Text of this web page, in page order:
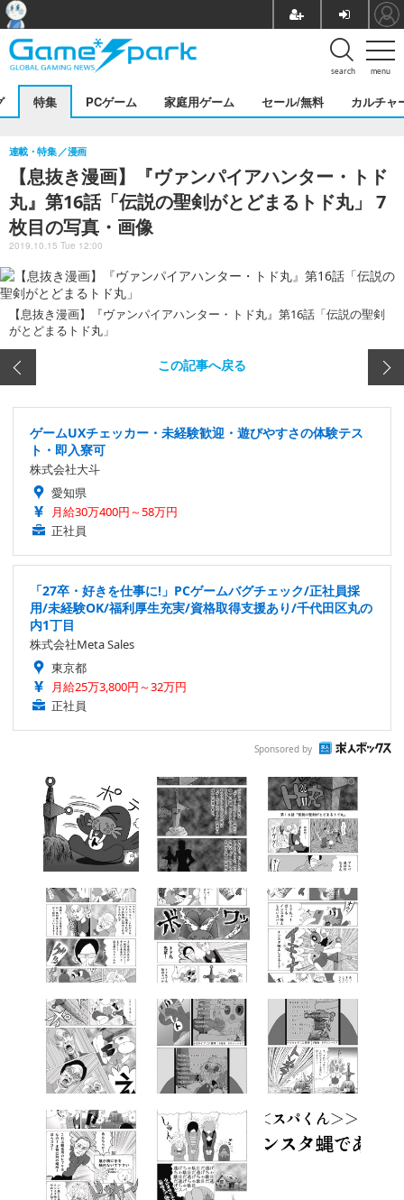
menu
search
特集 PCゲーム 家庭用ゲーム セール/無料 カルチャ
【息抜き漫画】『ヴァンパイアハンター・トド
丸』第16話「伝説の聖剣がとどまるトド丸」 7
枚目の写真・画像
連載・特集 漫画
2019.10.15 Tue 12:00
【息抜き漫画】『ヴァンパイアハンター・トド丸』第16話「伝説の聖剣
がとどまるトド丸」
この記事へ戻る
ゲームUXチェッカー・未経験歓迎・遊びやすさの体験テス
ト・即入寮可
株式会社大斗
愛知県
月給30万400円～58万円
正社員
「27卒・好きを仕事に!」PCゲームバグチェック/正社員採
用/未経験OK/福利厚生充実/資格取得支援あり/千代田区丸の
内1丁目
株式会社Meta Sales
東京都
月給25万3,800円～32万円
正社員
Sponsored by